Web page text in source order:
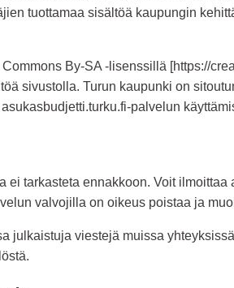
tuottamaa sisältöä kaupungin
By-SA -lisenssillä [https://
sivustolla. Turun kaupunki on
palvelun
tarkasteta ennakkoon. Voit
valvojilla on oikeus poistaa ja
julkaistuja viestejä muissa